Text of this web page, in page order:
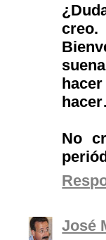
No
José